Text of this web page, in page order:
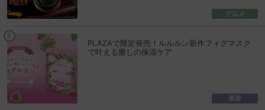
グルメ
PLAZAで限定発売！ルルルン新作フィグマスク
で叶える癒しの保湿ケア
美容